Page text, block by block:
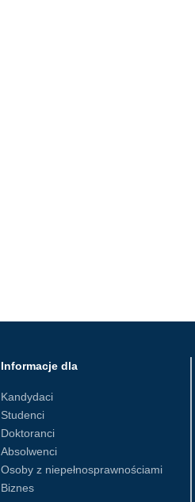
Informacje dla
Kandydaci
Studenci
Doktoranci
Absolwenci
Osoby z niepełnosprawnościami
Biznes